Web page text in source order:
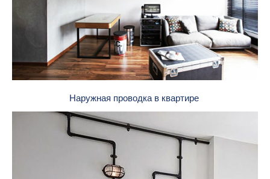
Наружная проводка в квартире